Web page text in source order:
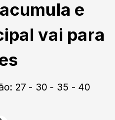
e
vai para
27 - 30 - 35 - 40